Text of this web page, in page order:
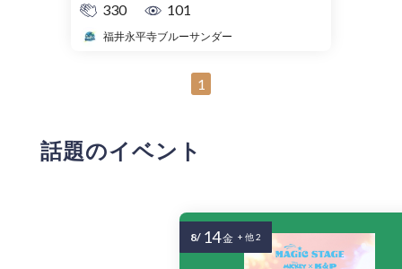
330
101
福井永平寺ブルーサンダー
1
話題のイベント
8/ 14金 + 他 2